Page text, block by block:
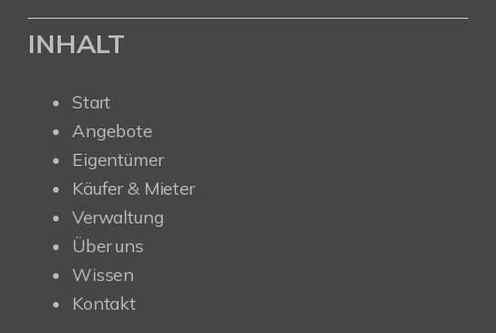
INHALT
Start
Angebote
Eigentümer
Käufer & Mieter
Verwaltung
Über uns
Wissen
Kontakt